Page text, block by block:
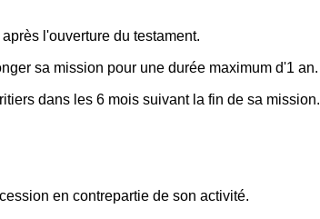
l'ouverture du testament.
sa mission pour une durée maximum d'1 an.
dans les 6 mois suivant la fin de sa mission.
en contrepartie de son activité.